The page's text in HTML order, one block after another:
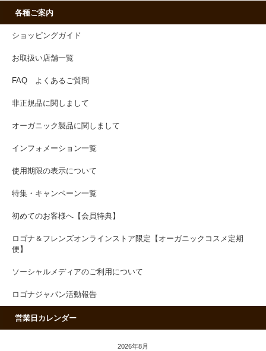
各種ご案内
ショッピングガイド
お取扱い店舗一覧
FAQ よくあるご質問
非正規品に関しまして
オーガニック製品に関しまして
インフォメーション一覧
使用期限の表示について
特集・キャンペーン一覧
初めてのお客様へ【会員特典】
ロゴナ＆フレンズオンラインストア限定【オーガニックコスメ定期
便】
ソーシャルメディアのご利用について
ロゴナジャパン活動報告
営業日カレンダー
2026年8月